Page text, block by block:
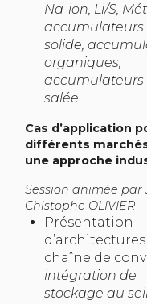
Na-ion, Li/S,
accumulateurs
solide,
organiques,
accumulateurs
salée
Cas d’application
différents
une approche
Session animée par
Chistophe OLIVIER
Présentation
chaîne de
intégration de
stockage au